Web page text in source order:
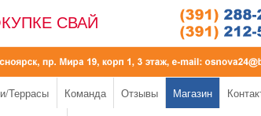
СВАЙ
Террасы Команда Отзывы Магазин